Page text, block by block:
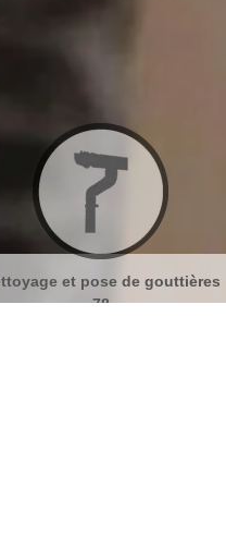
Nettoyage et ravalement de
façades 78